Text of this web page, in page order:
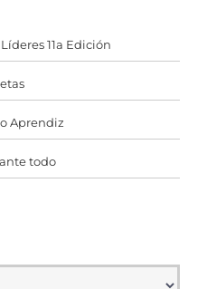
11a Edición
Aprendiz
todo